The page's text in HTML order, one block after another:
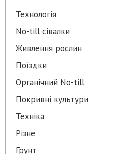
Технологія
No-till cівалки
Живлення рослин
Поїздки
Органічний No-till
Покривні культури
Техніка
Різне
Грунт